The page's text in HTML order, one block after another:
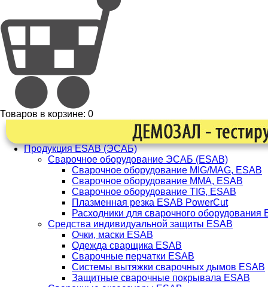
Товаров в корзине: 0
Продукция ESAB (ЭСАБ)
Сварочное оборудование ЭСАБ (ESAB)
Сварочное оборудование MIG/MAG, ESAB
Сварочное оборудование ММА, ESAB
Сварочное оборудование TIG, ESAB
Плазменная резка ESAB PowerCut
Расходники для сварочного оборудования
Средства индивидуальной защиты ESAB
Очки, маски ESAB
Одежда сварщика ESAB
Сварочные перчатки ESAB
Системы вытяжки сварочных дымов ESAB
Защитные сварочные покрывала ESAB